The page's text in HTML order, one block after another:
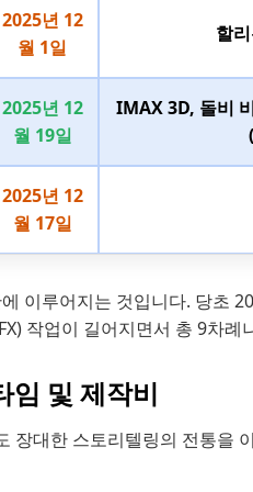
2025년 12
월 1일
할
2025년 12
월 19일
IMAX 3D, 돌비
2025년 12
월 17일
이루어지는 것입니다. 당초
작업이 길어지면서 총 9차례
임 및 제작비
장대한 스토리텔링의 전통을